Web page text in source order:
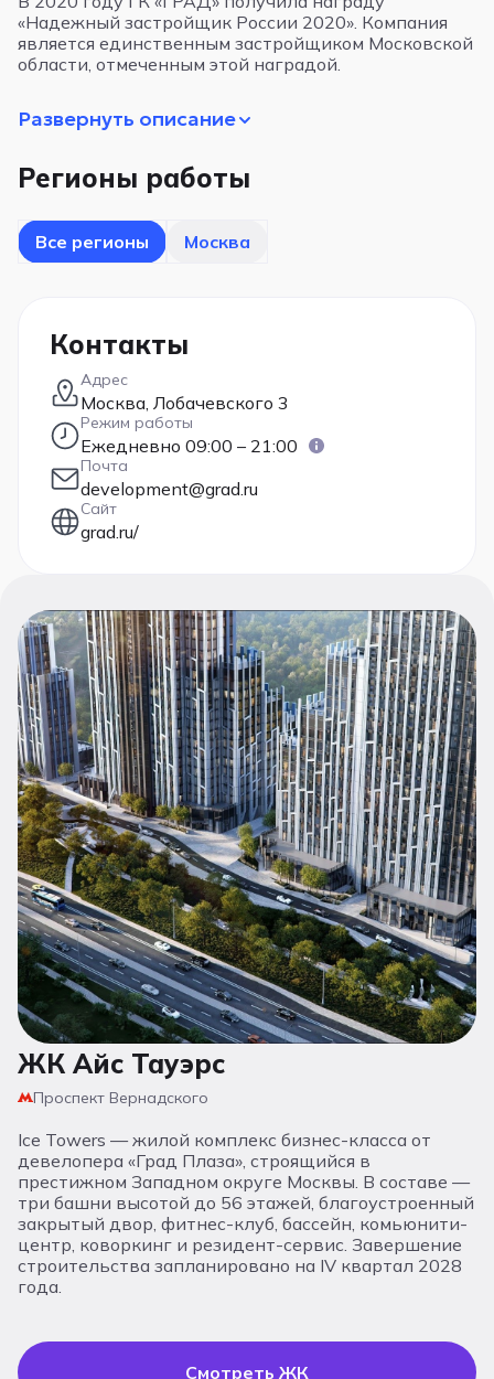
«Надежный застройщик России 2020». Компания
является единственным застройщиком Московской
области, отмеченным этой наградой.
Развернуть описание
Регионы работы
Все регионы Москва
Контакты
Адрес
Москва, Лобачевского 3
Режим работы
Ежедневно 09:00 – 21:00
Почта
development@grad.ru
Сайт
grad.ru/
ЖК Айс Тауэрс
Проспект Вернадского
Ice Towers — жилой комплекс бизнес-класса от
девелопера «Град Плаза», строящийся в
престижном Западном округе Москвы. В составе —
три башни высотой до 56 этажей, благоустроенный
закрытый двор, фитнес-клуб, бассейн, комьюнити-
центр, коворкинг и резидент-сервис. Завершение
строительства запланировано на IV квартал 2028
года.
Смотреть ЖК